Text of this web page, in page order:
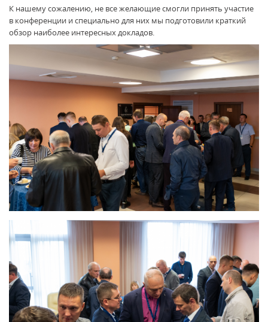
К нашему сожалению, не все желающие смогли принять участие
в конференции и специально для них мы подготовили краткий
обзор наиболее интересных докладов.